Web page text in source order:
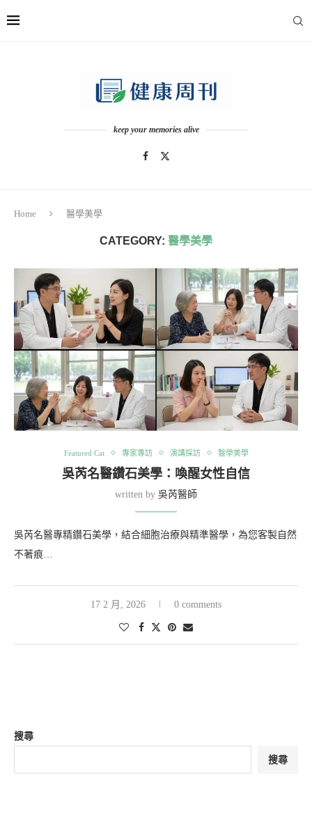
keep your memories alive
Home 醫學美學
CATEGORY: 醫學美學
Featured Cat 專家專訪 演講採訪 醫學美學
吳芮名醫鑽石美學：喚醒女性自信
written by 吳芮醫師
吳芮名醫專精鑽石美學，結合細胞治療與精準醫學，為您客製自然
不著痕…
17 2 月, 2026 0 comments
搜尋
搜尋